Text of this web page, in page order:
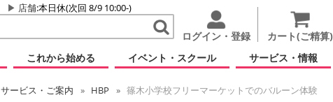
店舗:本日休(次回 8/9 10:00-)
ログイン・登録 カート(ご精算)
これから始める イベント・スクール サービス・情報
サービス・ご案内 HBP 篠木小学校フリーマーケットでのバルーン体験